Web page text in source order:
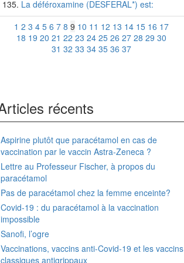
La déféroxamine (DESFERAL*) est:
1 2 3 4 5 6 7 8 9 10 11 12 13 14 15 16 17
18 19 20 21 22 23 24 25 26 27 28 29 30
31 32 33 34 35 36 37
récents
Aspirine plutôt que paracétamol en cas de
vaccination par le vaccin Astra-Zeneca ?
Lettre au Professeur Fischer, à propos du
paracétamol
Pas de paracétamol chez la femme enceinte?
Covid-19 : du paracétamol à la vaccination
impossible
Sanofi, l’ogre
Vaccinations, vaccins anti-Covid-19 et les vaccins
classiques antigrippaux